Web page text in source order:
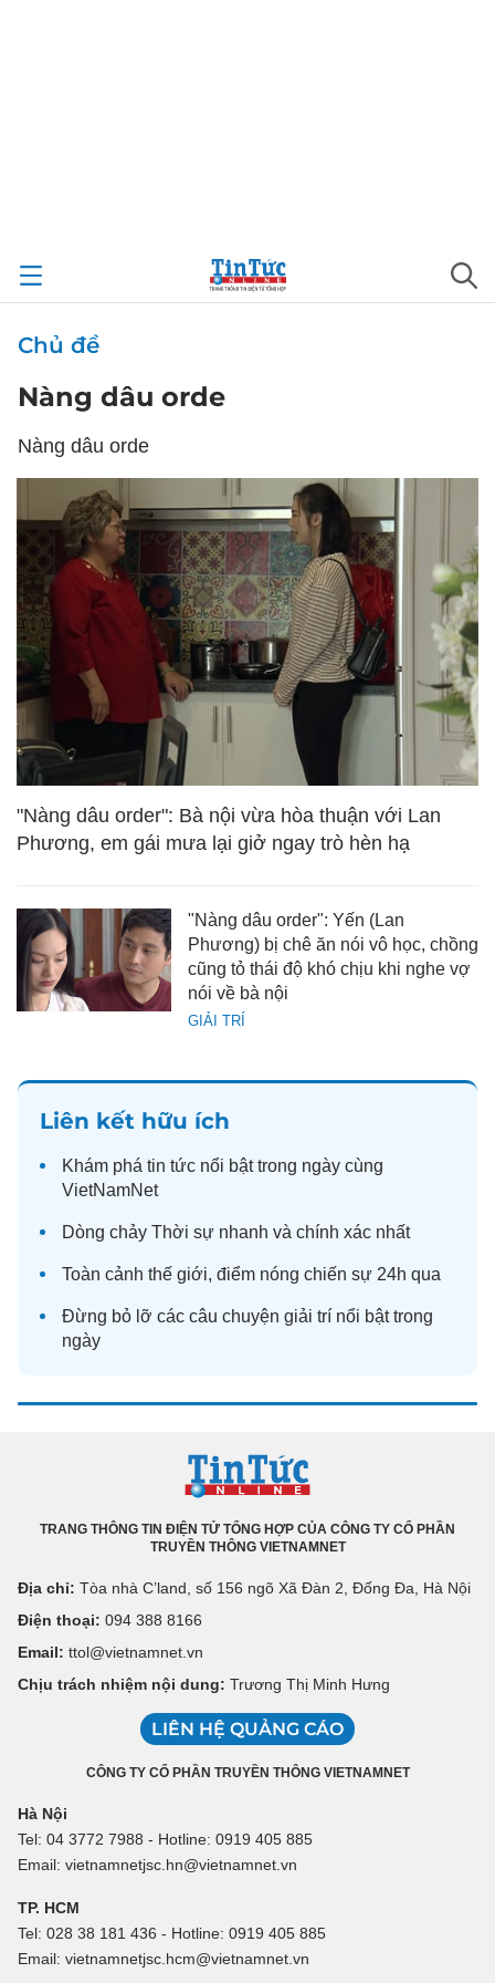
Chủ đề
Nàng dâu orde
Nàng dâu orde
"Nàng dâu order": Bà nội vừa hòa thuận với Lan
Phương, em gái mưa lại giở ngay trò hèn hạ
GIẢI TRÍ
"Nàng dâu order": Yến (Lan
Phương) bị chê ăn nói vô học, chồng
cũng tỏ thái độ khó chịu khi nghe vợ
nói về bà nội
Liên kết hữu ích
Khám phá tin tức nổi bật trong ngày cùng
VietNamNet
Dòng chảy Thời sự nhanh và chính xác nhất
Toàn cảnh thế giới, điểm nóng chiến sự 24h qua
Đừng bỏ lỡ các câu chuyện giải trí nổi bật trong
ngày
TRANG THÔNG TIN ĐIỆN TỬ TỔNG HỢP CỦA CÔNG TY CỔ PHẦN
TRUYỀN THÔNG VIETNAMNET
Địa chỉ: Tòa nhà C’land, số 156 ngõ Xã Đàn 2, Đống Đa, Hà Nội
Điện thoại: 094 388 8166
Email: ttol@vietnamnet.vn
Chịu trách nhiệm nội dung: Trương Thị Minh Hưng
LIÊN HỆ QUẢNG CÁO
CÔNG TY CỔ PHẦN TRUYỀN THÔNG VIETNAMNET
Hà Nội
Tel: 04 3772 7988 - Hotline: 0919 405 885
Email: vietnamnetjsc.hn@vietnamnet.vn
TP. HCM
Tel: 028 38 181 436 - Hotline: 0919 405 885
Email: vietnamnetjsc.hcm@vietnamnet.vn